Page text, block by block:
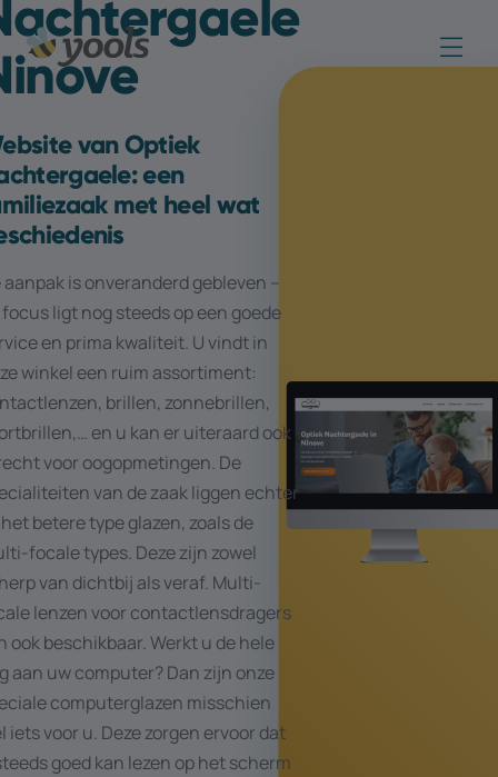
van Optiek
een
met heel wat
aanpak is onveranderd gebleven –
ligt nog steeds op een goede
en prima kwaliteit. U vindt in
winkel een ruim assortiment:
brillen, zonnebrillen,
en u kan er uiteraard ook
voor oogopmetingen. De
van de zaak liggen echter
betere type glazen, zoals de
focale types. Deze zijn zowel
van dichtbij als veraf. Multi-
lenzen voor contactlensdragers
ook beschikbaar. Werkt u de hele
aan uw computer? Dan zijn onze
computerglazen misschien
iets voor u. Deze zorgen ervoor dat
goed kan lezen op het scherm